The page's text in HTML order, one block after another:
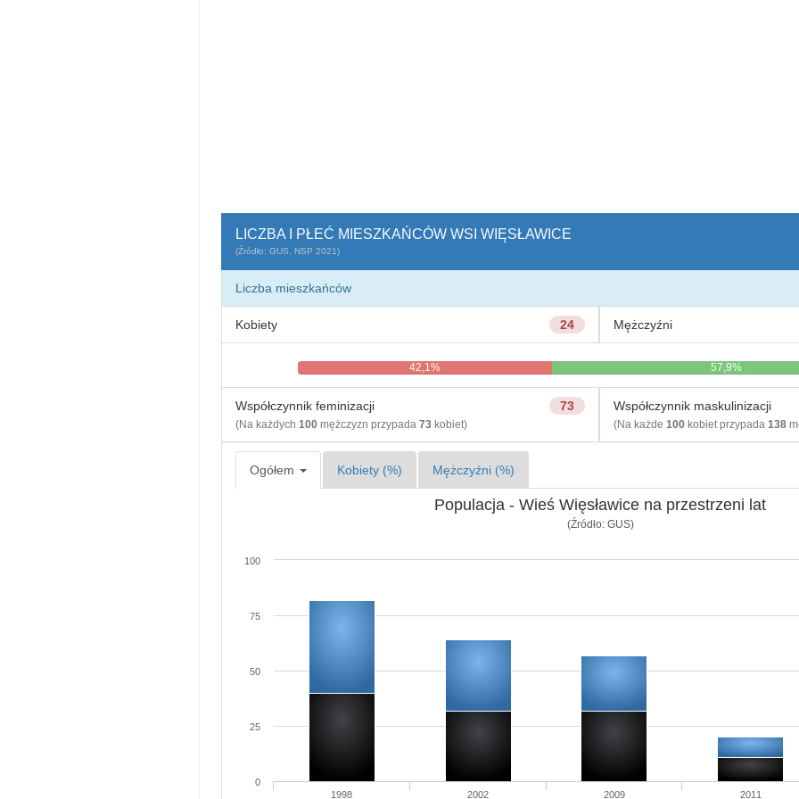
LICZBA I PŁEĆ MIESZKAŃCÓW WSI WIĘSŁAWICE
(Źródło: GUS, NSP 2021)
Liczba mieszkańców
24
Kobiety Mężczyźni
42,1% 57,9%
73
Współczynnik feminizacji
(Na każdych 100mężczyzn przypada 73kobiet)
Współczynnik maskulinizacji
(Na każde 100kobiet przypada 138
Ogółem Kobiety (%) Mężczyźni (%)
Populacja - Wieś Więsławice na przestrzeni lat
(Źródło: GUS)
1998 2002 2009 2011
0
25
50
75
100